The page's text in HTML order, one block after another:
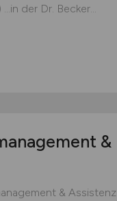
der Dr. Becker...
&
& Assistenz